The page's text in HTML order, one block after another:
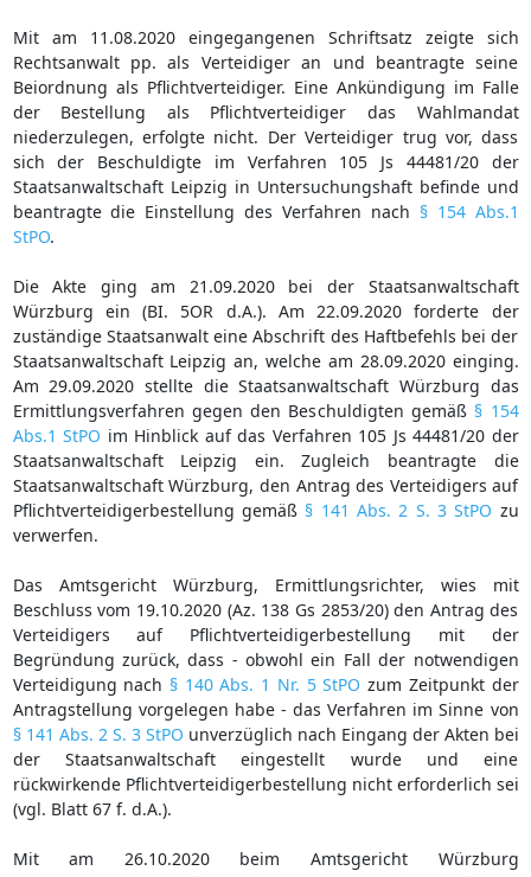
Mit am 11.08.2020 eingegangenen Schriftsatz zeigte sich
Rechtsanwalt pp. als Verteidiger an und beantragte seine
Beiordnung als Pflichtverteidiger. Eine Ankündigung im Falle
der Bestellung als Pflichtverteidiger das Wahlmandat
niederzulegen, erfolgte nicht. Der Verteidiger trug vor, dass
sich der Beschuldigte im Verfahren 105 Js 44481/20 der
Staatsanwaltschaft Leipzig in Untersuchungshaft befinde und
beantragte die Einstellung des Verfahren nach § 154 Abs.1
StPO.
Die Akte ging am 21.09.2020 bei der Staatsanwaltschaft
Würzburg ein (BI. 5OR d.A.). Am 22.09.2020 forderte der
zuständige Staatsanwalt eine Abschrift des Haftbefehls bei der
Staatsanwaltschaft Leipzig an, welche am 28.09.2020 einging.
Am 29.09.2020 stellte die Staatsanwaltschaft Würzburg das
Ermittlungsverfahren gegen den Beschuldigten gemäß § 154
Abs.1 StPO im Hinblick auf das Verfahren 105 Js 44481/20 der
Staatsanwaltschaft Leipzig ein. Zugleich beantragte die
Staatsanwaltschaft Würzburg, den Antrag des Verteidigers auf
Pflichtverteidigerbestellung gemäß § 141 Abs. 2 S. 3 StPO zu
verwerfen.
Das Amtsgericht Würzburg, Ermittlungsrichter, wies mit
Beschluss vom 19.10.2020 (Az. 138 Gs 2853/20) den Antrag des
Verteidigers auf Pflichtverteidigerbestellung mit der
Begründung zurück, dass - obwohl ein Fall der notwendigen
Verteidigung nach § 140 Abs. 1 Nr. 5 StPO zum Zeitpunkt der
Antragstellung vorgelegen habe - das Verfahren im Sinne von
§ 141 Abs. 2 S. 3 StPO unverzüglich nach Eingang der Akten bei
der Staatsanwaltschaft eingestellt wurde und eine
rückwirkende Pflichtverteidigerbestellung nicht erforderlich sei
(vgl. Blatt 67 f. d.A.).
Mit am 26.10.2020 beim Amtsgericht Würzburg